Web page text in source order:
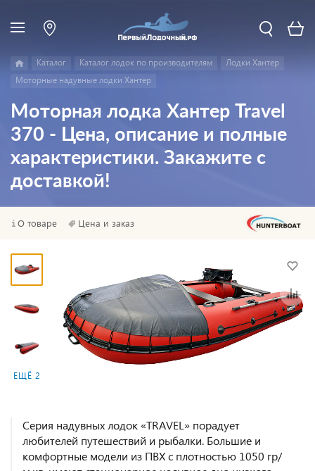
Каталог Каталог лодок по производителям
Лодки Хантер
Моторные надувные лодки Хантер
Моторная лодка Хантер Travel
370 - Цена, описание и полные
характеристики. Закажите с
доставкой!
О товаре Цена и заказ
ЕЩЁ 2
Серия надувных лодок «TRAVEL» порадует
любителей путешествий и рыбалки. Большие и
комфортные модели из ПВХ с плотностью 1050 гр/